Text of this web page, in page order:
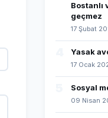
Bostanlı
geçmez
17 Şubat
Yasak
17 Ocak
Sosyal
09 Nisan